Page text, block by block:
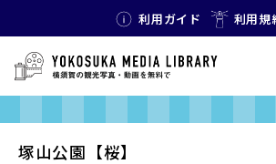
利用ガイド 利用規
塚山公園【桜】